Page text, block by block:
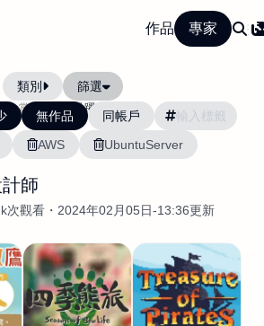
作品 專家
類別 篩選
當前排序: 活躍度
無作品
同帳戶
AWS UbuntuServer
師
次觀看
2024年02月05日-13:36更新